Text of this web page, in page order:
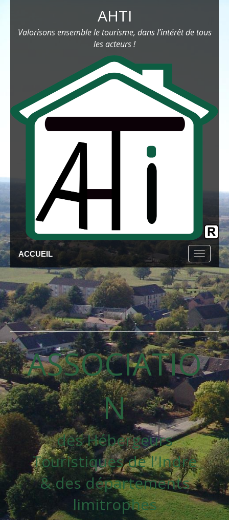
AHTI
Valorisons ensemble le tourisme, dans l’intérêt de tous
les acteurs !
ACCUEIL
ASSOCIATIO
N
des Hébergeurs
Touristiques de l'Indre
& des départements
limitrophes